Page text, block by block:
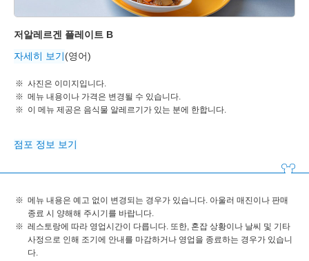
저알레르겐 플레이트 B
자세히 보기(영어)
사진은 이미지입니다.
메뉴 내용이나 가격은 변경될 수 있습니다.
이 메뉴 제공은 음식물 알레르기가 있는 분에 한합니다.
점포 정보 보기
메뉴 내용은 예고 없이 변경되는 경우가 있습니다. 아울러 매진이나 판매
종료 시 양해해 주시기를 바랍니다.
레스토랑에 따라 영업시간이 다릅니다. 또한, 혼잡 상황이나 날씨 및 기타
사정으로 인해 조기에 안내를 마감하거나 영업을 종료하는 경우가 있습니
다.